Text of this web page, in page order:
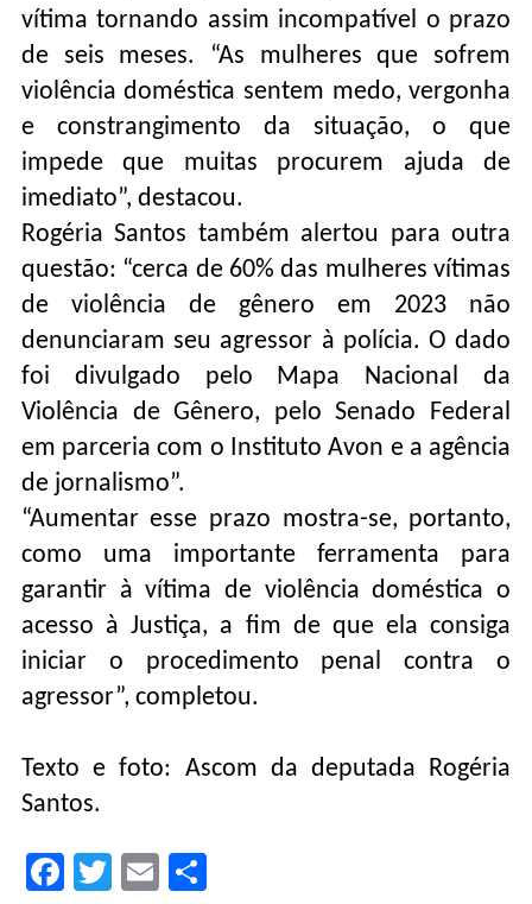
vítima tornando assim incompatível o prazo
de seis meses. “As mulheres que sofrem
violência doméstica sentem medo, vergonha
e constrangimento da situação, o que
impede que muitas procurem ajuda de
imediato”, destacou.
Rogéria Santos também alertou para outra
questão: “cerca de 60% das mulheres vítimas
de violência de gênero em 2023 não
denunciaram seu agressor à polícia. O dado
foi divulgado pelo Mapa Nacional da
Violência de Gênero, pelo Senado Federal
em parceria com o Instituto Avon e a agência
de jornalismo”.
“Aumentar esse prazo mostra-se, portanto,
como uma importante ferramenta para
garantir à vítima de violência doméstica o
acesso à Justiça, a fim de que ela consiga
iniciar o procedimento penal contra o
agressor”, completou.
Texto e foto: Ascom da deputada Rogéria
Santos.
Facebook
TwitterEmail